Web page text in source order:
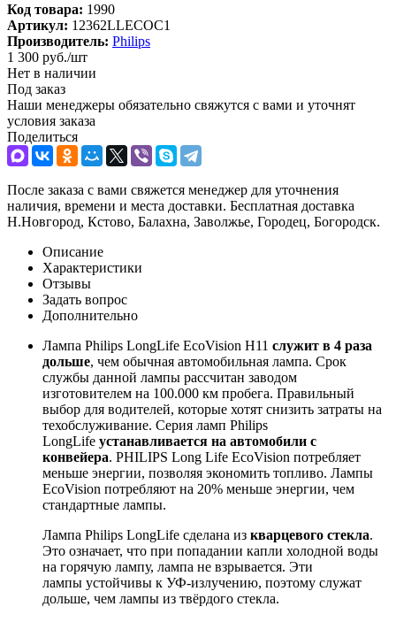
Код товара: 1990
Артикул: 12362LLECOС1
Производитель: Philips
1 300 руб./шт
Нет в наличии
Под заказ
Наши менеджеры обязательно свяжутся с вами и уточнят
условия заказа
Поделиться
После заказа с вами свяжется менеджер для уточнения
наличия, времени и места доставки. Бесплатная доставка
Н.Новгород, Кстово, Балахна, Заволжье, Городец, Богородск.
Описание
Характеристики
Отзывы
Задать вопрос
Дополнительно
Лампа Philips LongLife EcoVision H11 служит в 4 раза
дольше, чем обычная автомобильная лампа. Срок
службы данной лампы рассчитан заводом
изготовителем на 100.000 км пробега. Правильный
выбор для водителей, которые хотят снизить затраты на
техобслуживание. Серия ламп Philips
LongLife устанавливается на автомобили с
конвейера. PHILIPS Long Life EcoVision потребляет
меньше энергии, позволяя экономить топливо. Лампы
EcoVision потребляют на 20% меньше энергии, чем
стандартные лампы.
Лампа Philips LongLife сделана из кварцевого стекла.
Это означает, что при попадании капли холодной воды
на горячую лампу, лампа не взрывается. Эти
лампы устойчивы к УФ-излучению, поэтому служат
дольше, чем лампы из твёрдого стекла.